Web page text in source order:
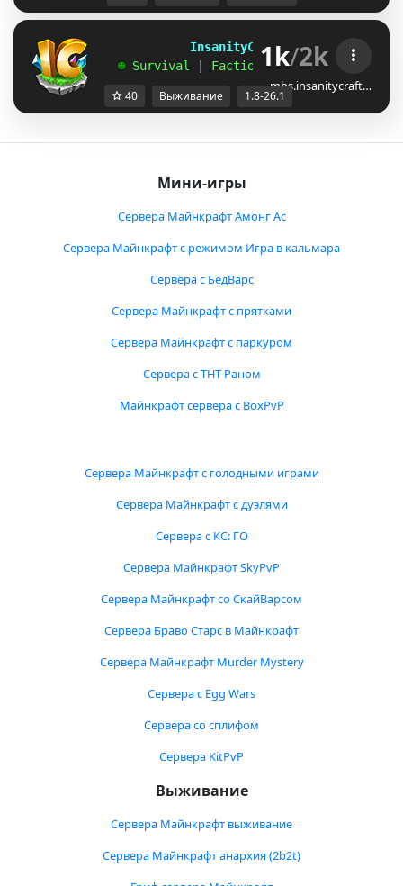
InsanityCraft || 1.8 - 26.1
☻ Survival Factions | Skyblock
1k/2k
mbs.insanitycraft…
40 Выживание 1.8-26.1
Мини-игры
Сервера Майнкрафт Амонг Ас
Сервера Майнкрафт с режимом Игра в кальмара
Сервера с БедВарс
Сервера Майнкрафт с прятками
Сервера Майнкрафт с паркуром
Сервера с ТНТ Раном
Майнкрафт сервера с BoxPvP
Сервера Майнкрафт с голодными играми
Сервера Майнкрафт с дуэлями
Сервера с КС: ГО
Сервера Майнкрафт SkyPvP
Сервера Майнкрафт со СкайВарсом
Сервера Браво Старс в Майнкрафт
Сервера Майнкрафт Murder Mystery
Сервера с Egg Wars
Сервера со сплифом
Сервера KitPvP
Выживание
Сервера Майнкрафт выживание
Сервера Майнкрафт анархия (2b2t)